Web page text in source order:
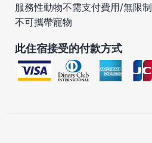
服務性動物不需支付費用/無限制
不可攜帶寵物
此住宿接受的付款方式